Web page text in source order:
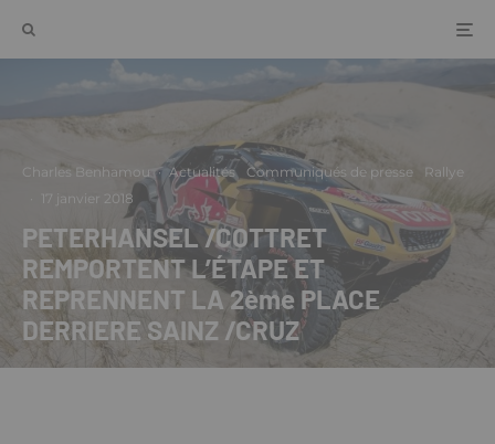
Charles Benhamou · Actualités Communiqués de presse
Rallye
17 janvier 2018
PETERHANSEL /COTTRET
REMPORTENT L’ÉTAPE ET
REPRENNENT LA 2ème PLACE
DERRIERE SAINZ /CRUZ